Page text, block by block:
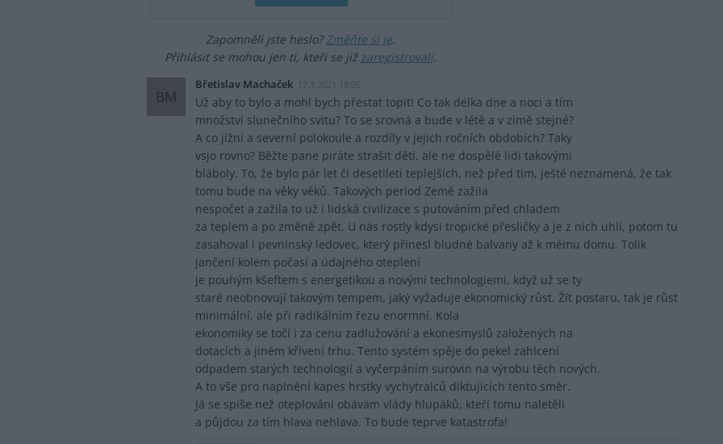
Zapomněli jste heslo?Změňte si je.
Přihlásit se mohou jen ti, kteří se již zaregistrovali.
BM
Břetislav Machaček 17.3.2021 18:05
Už aby to bylo a mohl bych přestat topit! Co tak délka dne a noci a tím
množství slunečního svitu? To se srovná a bude v létě a v zimě stejné?
A co jižní a severní polokoule a rozdíly v jejich ročních obdobích? Taky
vsjo rovno? Běžte pane piráte strašit děti, ale ne dospělé lidi takovými
bláboly. To, že bylo pár let či desetiletí teplejších, než před tím, ještě neznamená, že tak
tomu bude na věky věků. Takových period Země zažila
nespočet a zažila to už i lidská civilizace s putováním před chladem
za teplem a po změně zpět. U nás rostly kdysi tropické přesličky a je z nich uhlí, potom tu
zasahoval i pevninský ledovec, který přinesl bludné balvany až k mému domu. Tolik
jančení kolem počasí a údajného oteplení
je pouhým kšeftem s energetikou a novými technologiemi, když už se ty
staré neobnovují takovým tempem, jaký vyžaduje ekonomický růst. Žít postaru, tak je růst
minimální, ale při radikálním řezu enormní. Kola
ekonomiky se točí i za cenu zadlužování a ekonesmyslů založených na
dotacích a jiném křivení trhu. Tento systém spěje do pekel zahlcení
odpadem starých technologií a vyčerpáním surovin na výrobu těch nových.
A to vše pro naplnění kapes hrstky vychytralců diktujících tento směr.
Já se spíše než oteplování obávám vlády hlupáků, kteří tomu naletěli
a půjdou za tím hlava nehlava. To bude teprve katastrofa!